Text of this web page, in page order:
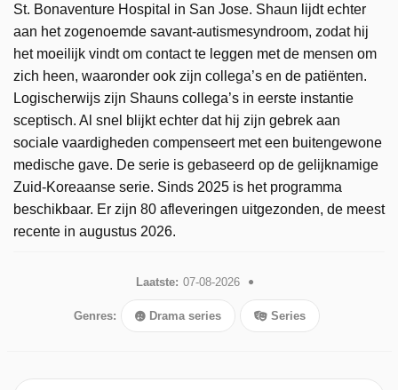
St. Bonaventure Hospital in San Jose. Shaun lijdt echter
aan het zogenoemde savant-autismesyndroom, zodat hij
het moeilijk vindt om contact te leggen met de mensen om
zich heen, waaronder ook zijn collega’s en de patiënten.
Logischerwijs zijn Shauns collega’s in eerste instantie
sceptisch. Al snel blijkt echter dat hij zijn gebrek aan
sociale vaardigheden compenseert met een buitengewone
medische gave. De serie is gebaseerd op de gelijknamige
Zuid-Koreaanse serie. Sinds 2025 is het programma
beschikbaar. Er zijn 80 afleveringen uitgezonden, de meest
recente in augustus 2026.
Laatste: 07-08-2026
Genres: Drama series Series